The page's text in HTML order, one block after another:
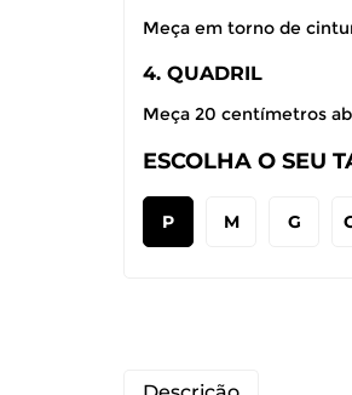
Meça em torno de
4. QUADRIL
Meça 20 centímetros
ESCOLHA O SEU
P M G